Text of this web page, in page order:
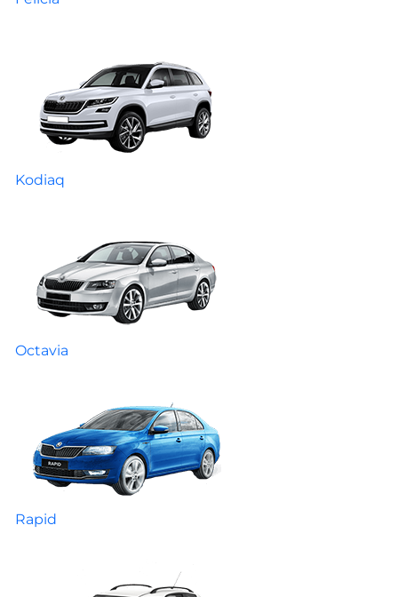
Kodiaq
Octavia
Rapid